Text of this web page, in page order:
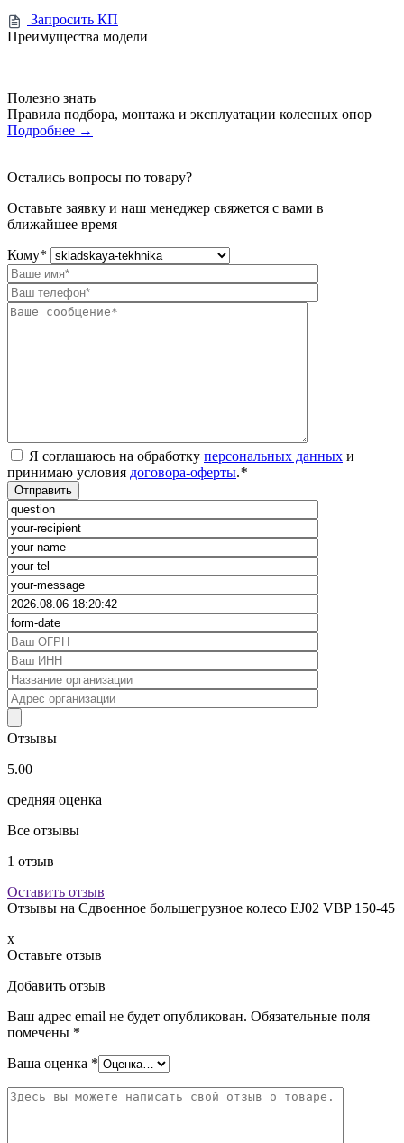
Запросить КП
Преимущества модели
Полезно знать
Правила подбора, монтажа и эксплуатации колесных опор
Подробнее →
Остались вопросы по товару?
Оставьте заявку и наш менеджер свяжется с вами в
ближайшее время
Кому*
Я соглашаюсь на обработку персональных данных и
принимаю условия договора-оферты.*
Отзывы
5.00
средняя оценка
Все отзывы
1 отзыв
Оставить отзыв
Отзывы на Сдвоенное большегрузное колесо EJ02 VBP 150-45
x
Оставьте отзыв
Добавить отзыв
Ваш адрес email не будет опубликован. Обязательные поля
помечены *
Ваша оценка *